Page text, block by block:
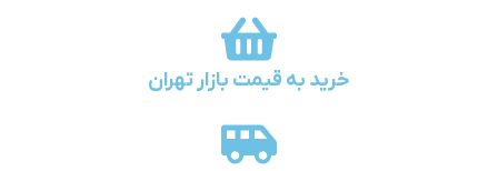
خرید به قیمت بازار تهران